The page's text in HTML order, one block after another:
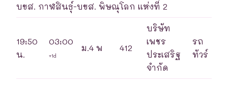
บขส. กาฬสินธุ์-บขส. พิษณุโลก แห่งที่ 2
19:50
น.
03:00
+1d
ม.4 พ 412
บริษัท
เพชร
ประเสริฐ
จำกัด
รถ
ทัวร์